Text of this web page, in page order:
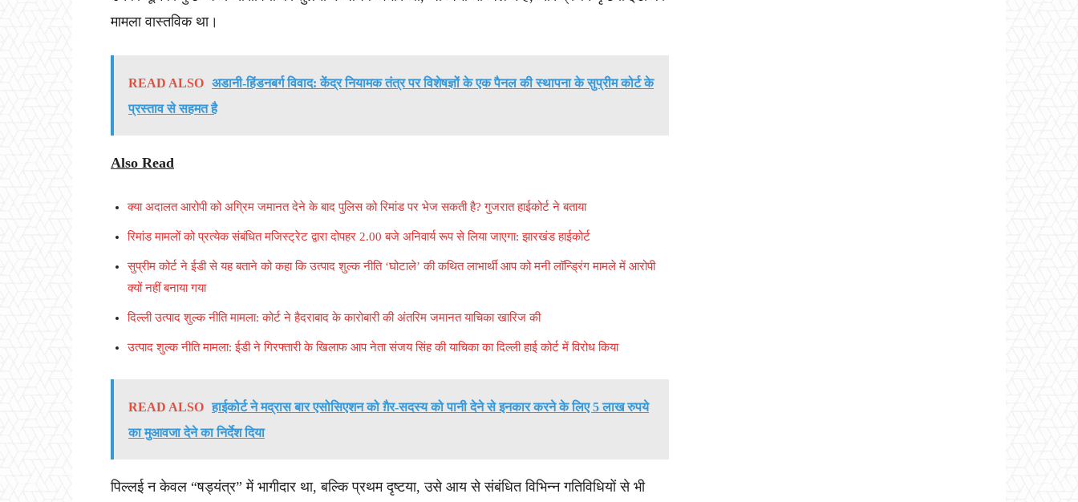
मामला वास्तविक था।
READ ALSO अडानी-हिंडनबर्ग विवाद: केंद्र नियामक तंत्र पर विशेषज्ञों के एक पैनल की स्थापना के सुप्रीम कोर्ट के
प्रस्ताव से सहमत है
Also Read
क्या अदालत आरोपी को अग्रिम जमानत देने के बाद पुलिस को रिमांड पर भेज सकती है? गुजरात हाईकोर्ट ने बताया
रिमांड मामलों को प्रत्येक संबंधित मजिस्ट्रेट द्वारा दोपहर 2.00 बजे अनिवार्य रूप से लिया जाएगा: झारखंड हाईकोर्ट
सुप्रीम कोर्ट ने ईडी से यह बताने को कहा कि उत्पाद शुल्क नीति ‘घोटाले’ की कथित लाभार्थी आप को मनी लॉन्ड्रिंग मामले में आरोपी
क्यों नहीं बनाया गया
दिल्ली उत्पाद शुल्क नीति मामला: कोर्ट ने हैदराबाद के कारोबारी की अंतरिम जमानत याचिका खारिज की
उत्पाद शुल्क नीति मामला: ईडी ने गिरफ्तारी के खिलाफ आप नेता संजय सिंह की याचिका का दिल्ली हाई कोर्ट में विरोध किया
READ ALSO हाईकोर्ट ने मद्रास बार एसोसिएशन को ग़ैर-सदस्य को पानी देने से इनकार करने के लिए 5 लाख रुपये
का मुआवजा देने का निर्देश दिया
पिल्लई न केवल “षड्यंत्र” में भागीदार था, बल्कि प्रथम दृष्टया, उसे आय से संबंधित विभिन्न गतिविधियों से भी